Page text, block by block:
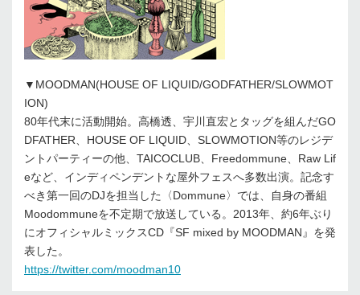
▼MOODMAN(HOUSE OF LIQUID/GODFATHER/SLOWMOT
ION)
80年代末に活動開始。高橋透、宇川直宏とタッグを組んだGO
DFATHER、HOUSE OF LIQUID、SLOWMOTION等のレジデ
ントパーティーの他、TAICOCLUB、Freedommune、Raw Lif
eなど、インディペンデントな屋外フェスへ多数出演。記念す
べき第一回のDJを担当した〈Dommune〉では、自身の番組
Moodommuneを不定期で放送している。2013年、約6年ぶり
にオフィシャルミックスCD『SF mixed by MOODMAN』を発
表した。
https://twitter.com/moodman10